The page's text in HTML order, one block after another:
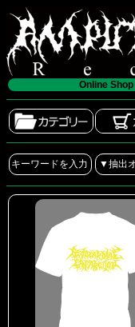
Online Shop